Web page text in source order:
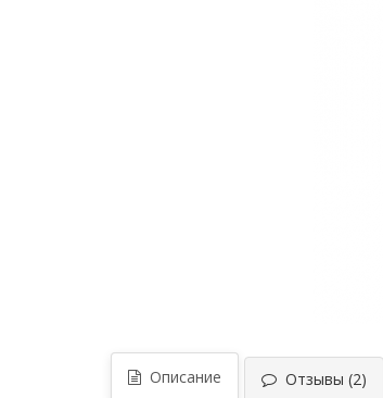
Описание Отзывы (2)